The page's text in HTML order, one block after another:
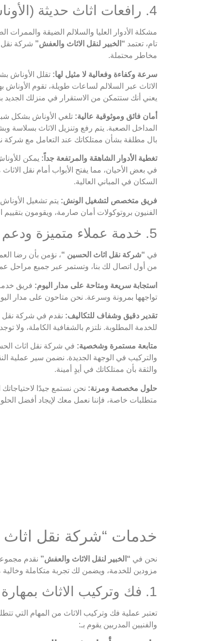
4. رافعات اثاث حديثة (الأوناش الهيدروليكية) للوصول الآمن والفعال
مشكلة الأدوار العليا والسلالم الضيقة
تام، تعتمد “الخبير لنقل الاثاث والعفش” شركة
مخاطر محتملة.
سرعة وكفاءة وفعالية لا مثيل لها: تقلل الأوناش
الاثاث عبر السلالم لساعات طويلة، تقوم
يعني أنك ستتمكن من الاستقرار في منزلك
أمان فائق وموثوقية عالية: تلغي الأوناش بشكل
المداخل الصعبة. يتم رفع وتنزيل الاثاث
بال مطلقة بشأن ممتلكاتك عند التعامل مع شركة
تغطية الأدوار الشاهقة والمرتفعة جداً: يمكن
في بعض الأحيان، مما يفتح الأبواب أمام نقل
السكان في المباني العالية.
فريق متخصص لتشغيل الونش: يتم تشغيل
الفنيون بروتوكولات أمان صارمة، ويقومون
5. خدمة عملاء متميزة ودعم على مدار الساعة
في “شركة نقل اثاث الحسين “، نؤمن بأن رضا
من أول اتصال لك بنا، وتستمر عبر جميع مراحل
استجابة سريعة ومتاحة على مدار اليوم: فريق
تواجهها بمرونة وسرعة. نحن متاحون على مدار
تقدير دقيق وشفاف للتكاليف: نقدم في شركة نقل
للخدمة المطلوبة. نلتزم بالشفافية الكاملة، ولا
متابعة مستمرة وشخصية: في شركة نقل اثاث
والتركيب في الوجهة الجديدة. نضمن سير عملية
والثقة بأن ممتلكاتك في أيدٍ أمينة.
حلول مخصصة ومرنة: نحن نستمع جيدًا
متطلبات خاصة، فإننا نعمل معك لإيجاد أفضل
خدمات “شركة نقل اثاث
نحن في “الخبير لنقل الاثاث والعفش” نقدم
مزودين للخدمة، ويضمن لك تجربة متكاملة
1. فك وتركيب الاثاث بمهارة ودقة فائقة
تعتبر عملية فك وتركيب الاثاث من المهام التي
والفنيين المدربين يقوم بـ: